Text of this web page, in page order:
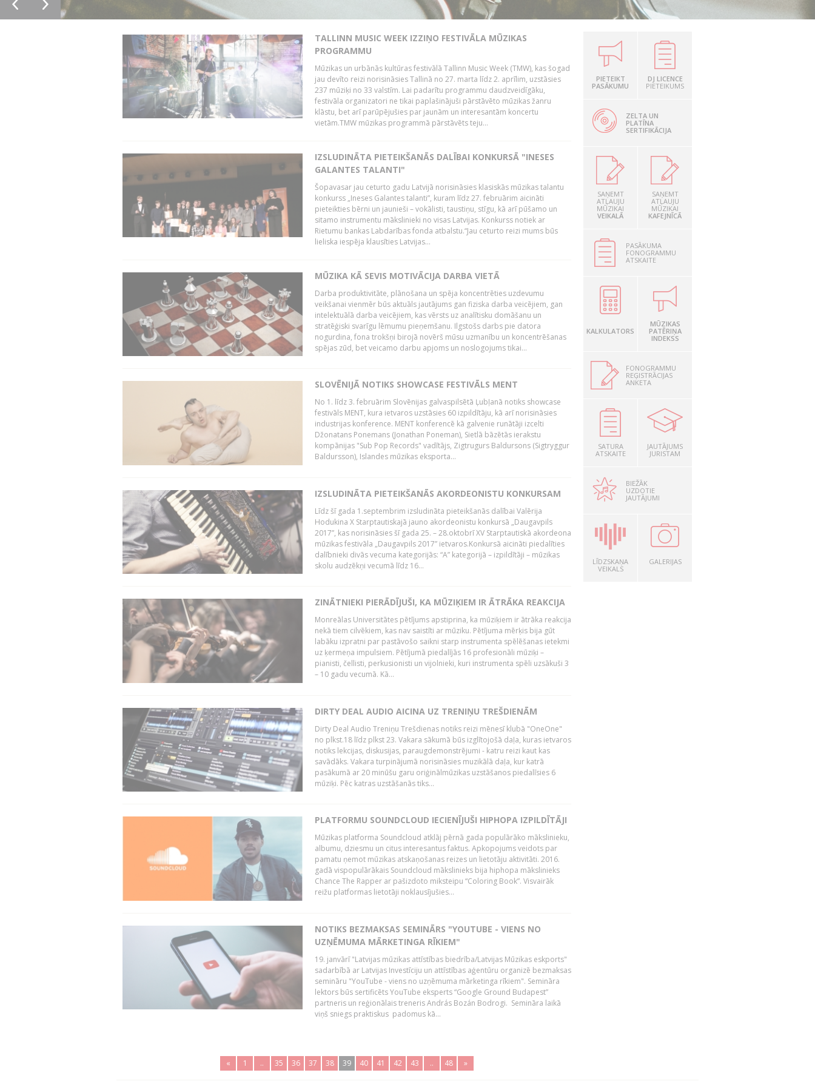
TALLINN MUSIC WEEK IZZIŅO FESTIVĀLA MŪZIKAS
PROGRAMMU
Mūzikas un urbānās kultūras festivālā Tallinn Music Week (TMW), kas šogad
jau devīto reizi norisināsies Tallinā no 27. marta līdz 2. aprīlim, uzstāsies
237 mūziķi no 33 valstīm. Lai padarītu programmu daudzveidīgāku,
festivāla organizatori ne tikai paplašinājuši pārstāvēto mūzikas žanru
klāstu, bet arī parūpējušies par jaunām un interesantām koncertu
vietām.TMW mūzikas programmā pārstāvēts teju...
IZSLUDINĀTA PIETEIKŠANĀS DALĪBAI KONKURSĀ "INESES
GALANTES TALANTI"
Šopavasar jau ceturto gadu Latvijā norisināsies klasiskās mūzikas talantu
konkurss „Ineses Galantes talanti”, kuram līdz 27. februārim aicināti
pieteikties bērni un jaunieši – vokālisti, taustiņu, stīgu, kā arī pūšamo un
sitamo instrumentu mākslinieki no visas Latvijas. Konkurss notiek ar
Rietumu bankas Labdarības fonda atbalstu.“Jau ceturto reizi mums būs
lieliska iespēja klausīties Latvijas...
MŪZIKA KĀ SEVIS MOTIVĀCIJA DARBA VIETĀ
Darba produktivitāte, plānošana un spēja koncentrēties uzdevumu
veikšanai vienmēr būs aktuāls jautājums gan fiziska darba veicējiem, gan
intelektuālā darba veicējiem, kas vērsts uz analītisku domāšanu un
stratēģiski svarīgu lēmumu pieņemšanu. Ilgstošs darbs pie datora
nogurdina, fona trokšņi birojā novērš mūsu uzmanību un koncentrēšanas
spējas zūd, bet veicamo darbu apjoms un noslogojums tikai...
SLOVĒNIJĀ NOTIKS SHOWCASE FESTIVĀLS MENT
No 1. līdz 3. februārim Slovēnijas galvaspilsētā Ļubļanā notiks showcase
festivāls MENT, kura ietvaros uzstāsies 60 izpildītāju, kā arī norisināsies
industrijas konference. MENT konferencē kā galvenie runātāji izcelti
Džonatans Ponemans (Jonathan Poneman), Sietlā bāzētās ierakstu
kompānijas "Sub Pop Records" vadītājs, Zigtrugurs Baldursons (Sigtryggur
Baldursson), Islandes mūzikas eksporta...
IZSLUDINĀTA PIETEIKŠANĀS AKORDEONISTU KONKURSAM
Līdz šī gada 1.septembrim izsludināta pieteikšanās dalībai Valērija
Hodukina X Starptautiskajā jauno akordeonistu konkursā „Daugavpils
2017”, kas norisināsies šī gada 25. – 28.oktobrī XV Starptautiskā akordeona
mūzikas festivāla „Daugavpils 2017” ietvaros.Konkursā aicināti piedalīties
dalībnieki divās vecuma kategorijās: “A” kategorijā – izpildītāji – mūzikas
skolu audzēkņi vecumā līdz 16...
ZINĀTNIEKI PIERĀDĪJUŠI, KA MŪZIĶIEM IR ĀTRĀKA REAKCIJA
Monreālas Universitātes pētījums apstiprina, ka mūziķiem ir ātrāka reakcija
nekā tiem cilvēkiem, kas nav saistīti ar mūziku. Pētījuma mērķis bija gūt
labāku izpratni par pastāvošo saikni starp instrumenta spēlēšanas ietekmi
uz ķermeņa impulsiem. Pētījumā piedalījās 16 profesionāli mūziķi –
pianisti, čellisti, perkusionisti un vijolnieki, kuri instrumenta spēli uzsākuši 3
– 10 gadu vecumā. Kā...
DIRTY DEAL AUDIO AICINA UZ TRENIŅU TREŠDIENĀM
Dirty Deal Audio Treniņu Trešdienas notiks reizi mēnesī klubā "OneOne"
no plkst.18 līdz plkst 23. Vakara sākumā būs izglītojošā daļa, kuras ietvaros
notiks lekcijas, diskusijas, paraugdemonstrējumi - katru reizi kaut kas
savādāks. Vakara turpinājumā norisināsies muzikālā daļa, kur katrā
pasākumā ar 20 minūšu garu oriģinālmūzikas uzstāšanos piedalīsies 6
mūziķi. Pēc katras uzstāšanās tiks...
PLATFORMU SOUNDCLOUD IECIENĪJUŠI HIPHOPA IZPILDĪTĀJI
Mūzikas platforma Soundcloud atklāj pērnā gada populārāko mākslinieku,
albumu, dziesmu un citus interesantus faktus. Apkopojums veidots par
pamatu ņemot mūzikas atskaņošanas reizes un lietotāju aktivitāti. 2016.
gadā vispopulārākais Soundcloud mākslinieks bija hiphopa mākslinieks
Chance The Rapper ar pašizdoto miksteipu “Coloring Book”. Visvairāk
reižu platformas lietotāji noklausījušies...
NOTIKS BEZMAKSAS SEMINĀRS "YOUTUBE - VIENS NO
UZŅĒMUMA MĀRKETINGA RĪKIEM"
19. janvārī "Latvijas mūzikas attīstības biedrība/Latvijas Mūzikas eskports"
sadarbībā ar Latvijas Investīciju un attīstības aģentūru organizē bezmaksas
semināru "YouTube - viens no uzņēmuma mārketinga rīkiem". Semināra
lektors būs sertificēts YouTube eksperts “Google Ground Budapest”
partneris un reģionālais treneris András Bozán Bodrogi. Semināra laikā
viņš sniegs praktiskus padomus kā...
« 1 .. 35 36 37 38 39 40 41 42 43 .. 48 »
PIETEIKT
PASĀKUMU
DJ LICENCE
PIETEIKUMS
ZELTA UN
PLATĪNA
SERTIFIKĀCIJA
SAŅEMT
ATĻAUJU
MŪZIKAI
VEIKALĀ
SAŅEMT
ATĻAUJU
MŪZIKAI
KAFEJNĪCĀ
PASĀKUMA
FONOGRAMMU
ATSKAITE
KALKULATORS
MŪZIKAS
PATĒRIŅA
INDEKSS
FONOGRAMMU
REĢISTRĀCIJAS
ANKETA
SATURA
ATSKAITE
JAUTĀJUMS
JURISTAM
BIEŽĀK
UZDOTIE
JAUTĀJUMI
LĪDZSKAŅA
VEIKALS
GALERIJAS